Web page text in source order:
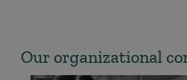
Our organizational